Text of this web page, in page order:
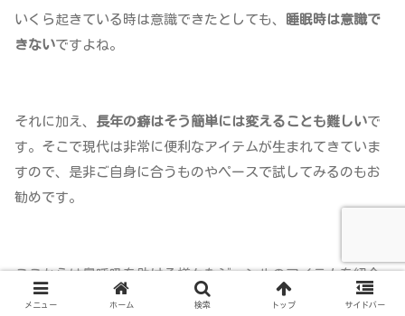
いくら起きている時は意識できたとしても、
睡眠時は意識で
きないですよね。
それに加え、 長年の癖はそう簡単には変えることも難しいで
す。そこで現代は非常に便利なアイテムが生まれてきていま
すので、是非ご自身に合うものやペースで試してみるのもお
勧めです。
ここからは鼻呼吸を助ける様々なジャンルのアイテムを紹介
いたします。
メニュー ホーム 検索 トップ サイドバー